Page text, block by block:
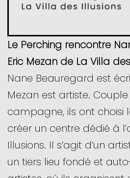
Le Perching rencontre
Eric Mezan de La Villa
Nane Beauregard est
Mezan est artiste.
campagne, ils ont choisi
créer un centre dédié à
Illusions. Il s’agit d’un
un tiers lieu fondé et